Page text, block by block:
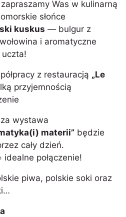
zapraszamy Was w kulinarną
słońce
kuskus — bulgur z
i aromatyczne
z restauracją „Le
przyjemnością
wystawa
materii” będzie
cały dzień.
połączenie!
piwa, polskie soki oraz